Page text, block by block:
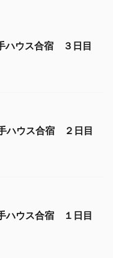
ウス合宿 ３日目
ウス合宿 ２日目
ウス合宿 １日目